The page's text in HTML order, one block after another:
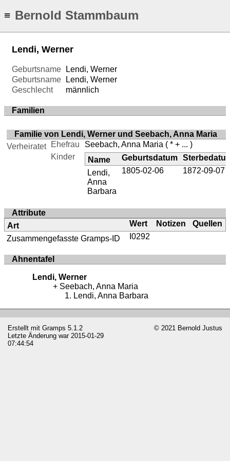
≡ Bernold Stammbaum
Lendi, Werner
Geburtsname
Lendi, Werner
Geburtsname
Lendi, Werner
Geschlecht
männlich
Familien
Familie von Lendi, Werner und Seebach, Anna Maria
Verheiratet
Ehefrau Seebach, Anna Maria ( * + ... )
Kinder
Name Geburtsdatum
Lendi,
Anna
Barbara
1805-02-06 1872-09-07
Attribute
Art
Wert Notizen
Quellen
Zusammengefasste Gramps-ID
I0292
Ahnentafel
Lendi, Werner
Seebach, Anna Maria
Lendi, Anna Barbara
Erstellt mit Gramps 5.1.2
Letzte Änderung war 2015-01-29
07:44:54
© 2021 Bernold Justus